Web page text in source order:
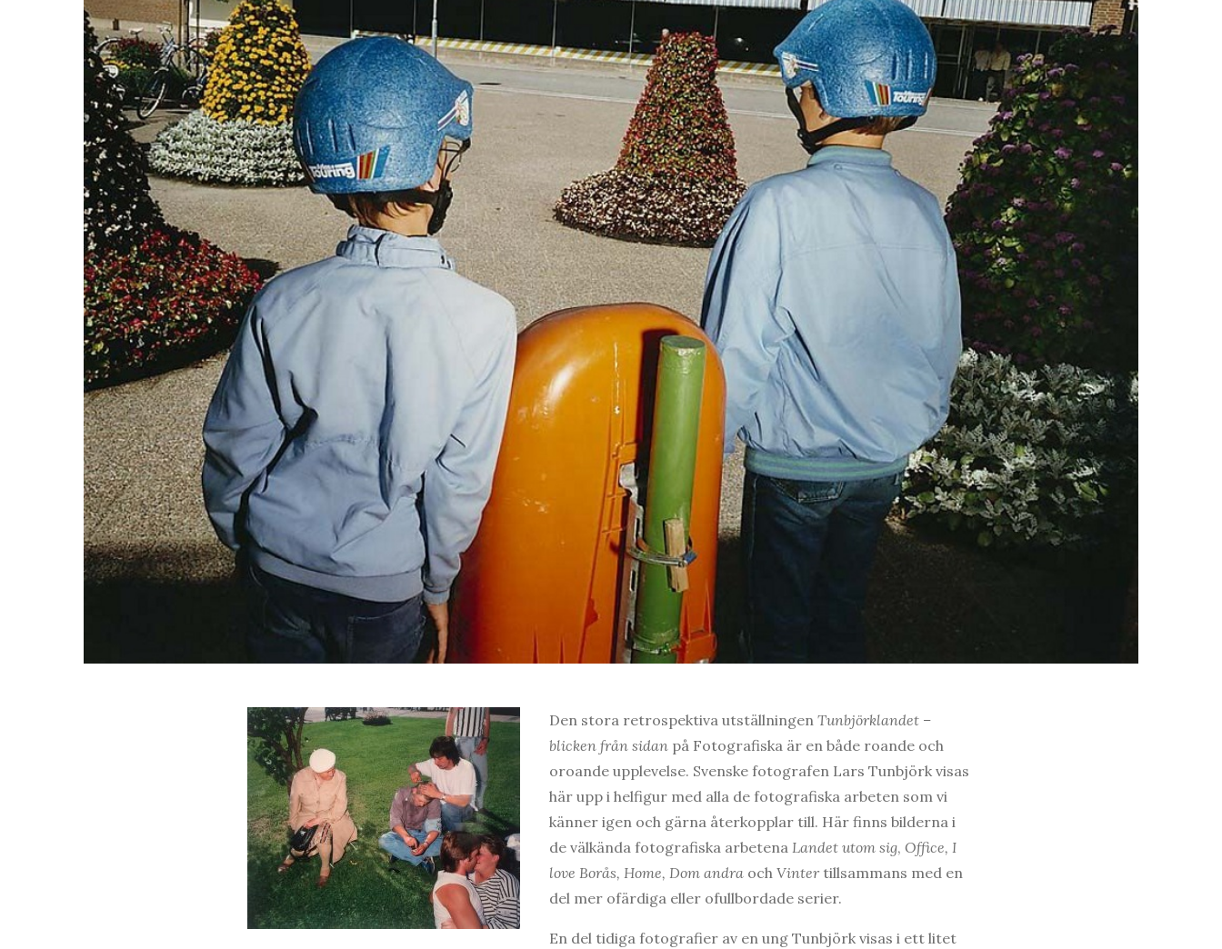
Den stora retrospektiva utställningen Tunbjörklandet –
blicken från sidan på Fotografiska är en både roande och
oroande upplevelse. Svenske fotografen Lars Tunbjörk visas
här upp i helfigur med alla de fotografiska arbeten som vi
känner igen och gärna återkopplar till. Här finns bilderna i
de välkända fotografiska arbetena Landet utom sig, Office, I
love Borås, Home, Dom andra och Vinter tillsammans med en
del mer ofärdiga eller ofullbordade serier.
En del tidiga fotografier av en ung Tunbjörk visas i ett litet